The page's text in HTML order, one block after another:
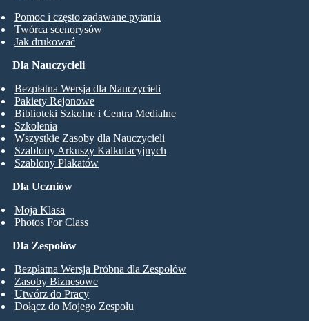
Pomoc i często zadawane pytania
Twórca scenorysów
Jak drukować
Dla Uczniów
Moja Klasa
Photos For Class
Dla Nauczycieli
Bezpłatna Wersja dla Nauczycieli
Pakiety Rejonowe
Biblioteki Szkolne i Centra Medialne
Szkolenia
Wszystkie Zasoby dla Nauczycieli
Szablony Arkuszy Kalkulacyjnych
Szablony Plakatów
Dla Zespołów
Bezpłatna Wersja Próbna dla Zespołów
Zasoby Biznesowe
Utwórz do Pracy
Dołącz do Mojego Zespołu